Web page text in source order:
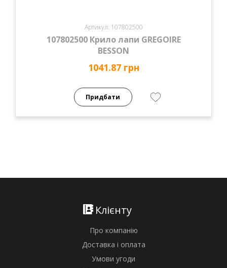
Артикул: 107802500
107802500 Крило лапи GREGOIRE
BESSON
1041.87 грн
Придбати
Клієнту
Про компанію
Доставка і оплата
Умови угоди